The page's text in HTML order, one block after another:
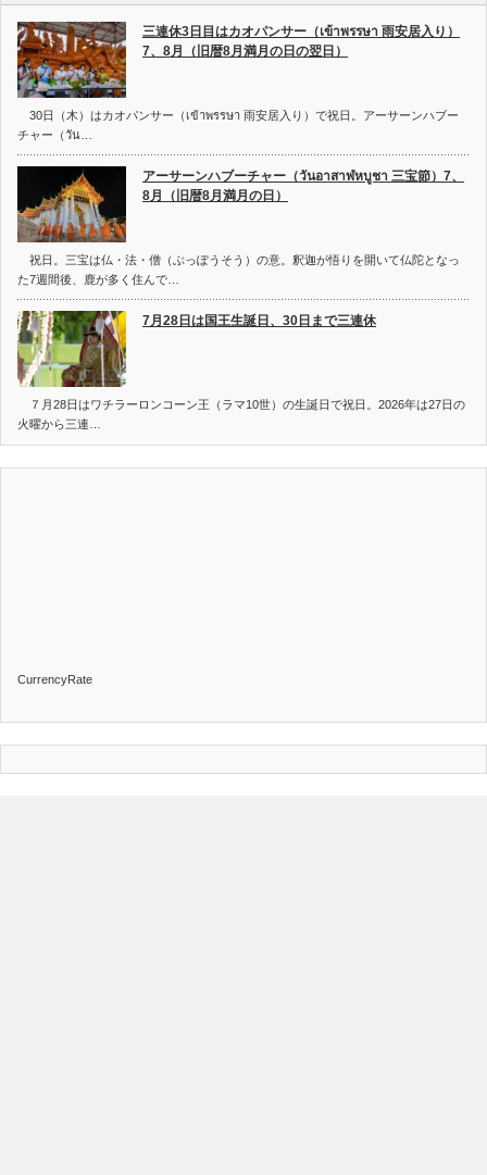
三連休3日目はカオパンサー（เข้าพรรษา 雨安居入り）
7、8月（旧暦8月満月の日の翌日）
30日（木）はカオパンサー（เข้าพรรษา 雨安居入り）で祝日。アーサーンハブー
チャー（วัน…
アーサーンハブーチャー（วันอาสาฬหบูชา 三宝節）7、
8月（旧暦8月満月の日）
祝日。三宝は仏・法・僧（ぶっぽうそう）の意。釈迦が悟りを開いて仏陀となっ
た7週間後、鹿が多く住んで…
7月28日は国王生誕日、30日まで三連休
７月28日はワチラーロンコーン王（ラマ10世）の生誕日で祝日。2026年は27日の
火曜から三連…
CurrencyRate